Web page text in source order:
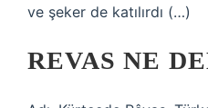
ve şeker de katılırdı (…)
REVAS NE